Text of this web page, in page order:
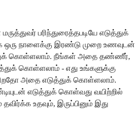
பரிந்துரைத்தபடியே எடுத்துக்
நாளைக்கு இரண்டு முறை உணவுடன்
கொள்ளலாம். நீங்கள் அதை தண்ணீர்,
கொள்ளலாம் - எது உங்களுக்கு
அதை எடுத்துக் கொள்ளலாம்.
எடுத்துக் கொள்வது வயிற்றில்
உதவும், இருப்பினும் இது